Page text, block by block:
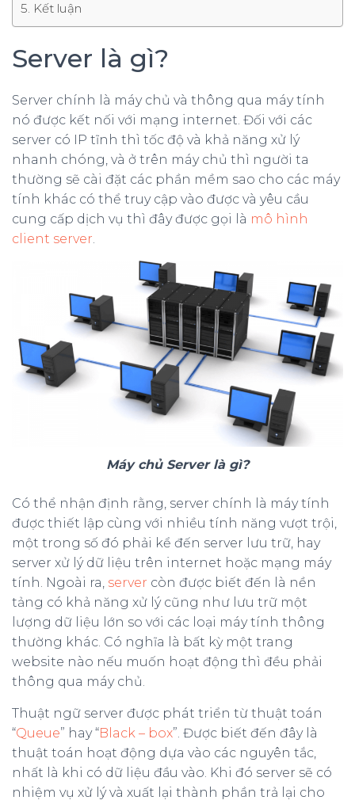
Kết luận
Server là gì?
Server chính là máy chủ và thông qua máy tính
nó được kết nối với mạng internet. Đối với các
server có IP tĩnh thì tốc độ và khả năng xử lý
nhanh chóng, và ở trên máy chủ thì người ta
thường sẽ cài đặt các phần mềm sao cho các máy
tính khác có thể truy cập vào được và yêu cầu
cung cấp dịch vụ thì đây được gọi là mô hình
client server.
Máy chủ Server là gì?
Có thể nhận định rằng, server chính là máy tính
được thiết lập cùng với nhiều tính năng vượt trội,
một trong số đó phải kể đến server lưu trữ, hay
server xử lý dữ liệu trên internet hoặc mạng máy
tính. Ngoài ra, server còn được biết đến là nền
tảng có khả năng xử lý cũng như lưu trữ một
lượng dữ liệu lớn so với các loại máy tính thông
thường khác. Có nghĩa là bất kỳ một trang
website nào nếu muốn hoạt động thì đều phải
thông qua máy chủ.
Thuật ngữ server được phát triển từ thuật toán
“Queue” hay “Black – box”. Được biết đến đây là
thuật toán hoạt động dựa vào các nguyên tắc,
nhất là khi có dữ liệu đầu vào. Khi đó server sẽ có
nhiệm vụ xử lý và xuất lại thành phần trả lại cho